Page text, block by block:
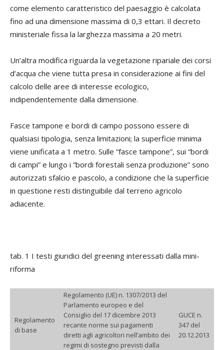
come elemento caratteristico del paesaggio è calcolata
fino ad una dimensione massima di 0,3 ettari. Il decreto
ministeriale fissa la larghezza massima a 20 metri.
Un’altra modifica riguarda la vegetazione ripariale dei corsi
d’acqua che viene tutta presa in considerazione ai fini del
calcolo delle aree di interesse ecologico,
indipendentemente dalla dimensione.
Fasce tampone e bordi di campo possono essere di
qualsiasi tipologia, senza limitazioni; la superficie minima
viene unificata a 1 metro. Sulle “fasce tampone”, sui “bordi
di campi” e lungo i “bordi forestali senza produzione” sono
autorizzati sfalcio e pascolo, a condizione che la superficie
in questione resti distinguibile dal terreno agricolo
adiacente.
tab. 1 I testi giuridici del greening interessati dalla mini-
riforma
Regolamento
di base
Regolamento (UE) n. 1307/2013 del
Parlamento europeo e del
Consiglio del 17 dicembre 2013
recante norme sui pagamenti
diretti agli agricoltori nell’ambito dei
regimi di sostegno previsti dalla
GUCE n.
347 del
20.12.2013